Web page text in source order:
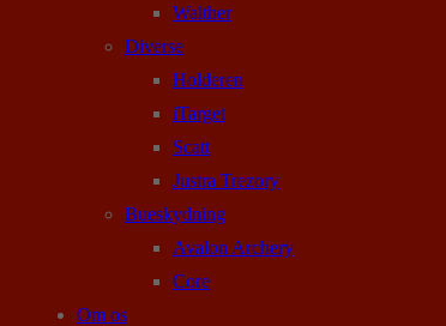
Walther
Diverse
Holderen
iTarget
Scatt
Justra Trezory
Bueskydning
Avalon Archery
Core
Om os